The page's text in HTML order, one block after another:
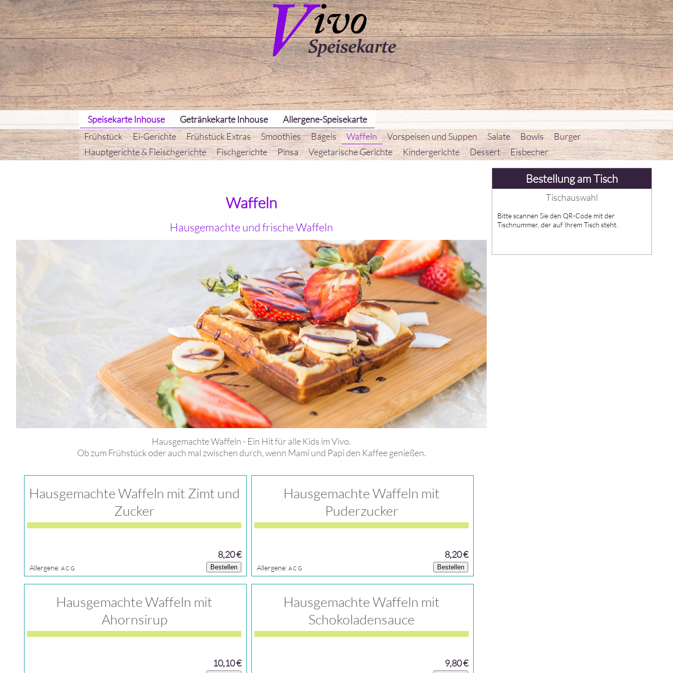
Speisekarte Inhouse Getränkekarte Inhouse
Allergene-Speisekarte
Frühstück
Ei-Gerichte Frühstück Extras Smoothies Bagels Waffeln Vorspeisen und Suppen Salate Bowls
Burger
Hauptgerichte & Fleischgerichte
Fischgerichte Pinsa Vegetarische Gerichte Kindergerichte Dessert Eisbecher
Waffeln
Hausgemachte und frische Waffeln
Hausgemachte Waffeln - Ein Hit für alle Kids im Vivo.
Ob zum Frühstück oder auch mal zwischen durch, wenn Mami und Papi den Kaffee genießen.
Hausgemachte Waffeln mit Zimt und
Zucker
8,20 €
Bestellen
Allergene:AC G
Hausgemachte Waffeln mit
Puderzucker
8,20 €
Bestellen
Allergene: AC G
Hausgemachte Waffeln mit
Ahornsirup
10,10 €
Hausgemachte Waffeln mit
Schokoladensauce
9,80 €
Bestellung am Tisch
Tischauswahl
Bitte scannen Sie den QR-Code mit der
Tischnummer, der auf Ihrem Tisch steht.